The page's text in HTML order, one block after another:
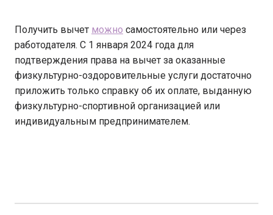
Получить вычет можно самостоятельно или через
работодателя. С 1 января 2024 года для
подтверждения права на вычет за оказанные
физкультурно-оздоровительные услуги достаточно
приложить только справку об их оплате, выданную
физкультурно-спортивной организацией или
индивидуальным предпринимателем.